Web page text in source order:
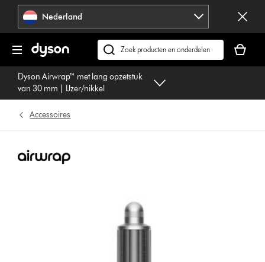
Navigatie
overslaan
Nederland
Zoek
op
dyson.nl
is
Dyson Airwrap™ met lang opzetstuk
van 30 mm | IJzer/nikkel
Accessoires